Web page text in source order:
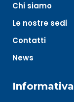
Chi siamo
Le nostre sedi
Contatti
News
Informativa